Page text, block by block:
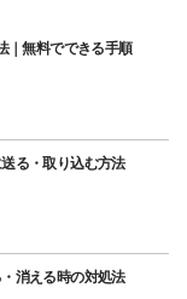
｜無料でできる手順
る・取り込む方法
消える時の対処法